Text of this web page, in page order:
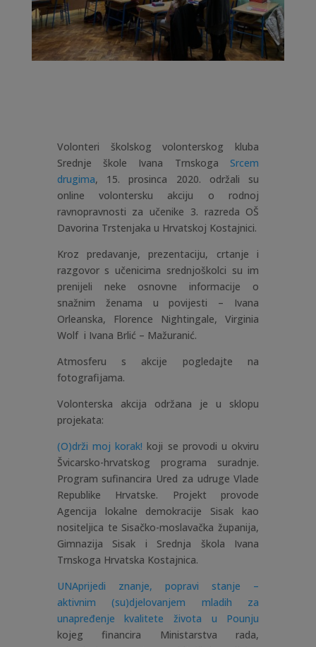
Volonteri školskog volonterskog kluba
Srednje škole Ivana TrnskogaSrcem
drugima, 15. prosinca 2020. održali su
online volontersku akciju o rodnoj
ravnopravnosti za učenike 3. razreda OŠ
Davorina Trstenjaka u Hrvatskoj Kostajnici.
Kroz predavanje, prezentaciju, crtanje i
razgovor s učenicima srednjoškolci su im
prenijeli neke osnovne informacije o
snažnim ženama u povijesti – Ivana
Orleanska, Florence Nightingale, Virginia
Wolf i Ivana Brlić – Mažuranić.
Atmosferu s akcije pogledajte na
fotografijama.
Volonterska akcija održana je u sklopu
projekata:
(O)drži moj korak! koji se provodi u okviru
Švicarsko-hrvatskog programa suradnje.
Program sufinancira Ured za udruge Vlade
Republike Hrvatske. Projekt provode
Agencija lokalne demokracije Sisak kao
nositeljica te Sisačko-moslavačka županija,
Gimnazija Sisak i Srednja škola Ivana
Trnskoga Hrvatska Kostajnica.
UNAprijedi znanje, popravi stanje –
aktivnim (su)djelovanjem mladih za
unapređenje kvalitete života u Pounju
kojeg financira Ministarstva rada,